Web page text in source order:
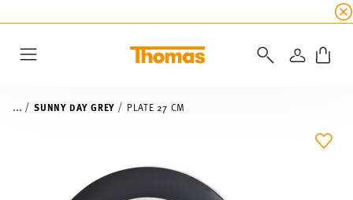
☀️ Up to 45% discount on all
LOGIN
... SUNNY DAY GREY PLATE 27 CM
ADD